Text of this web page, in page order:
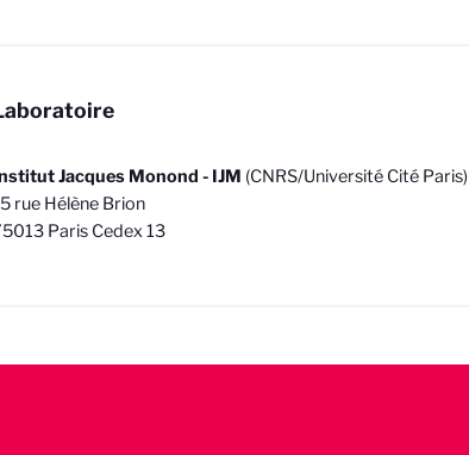
Jacques Monond - IJM (CNRS/Université Cité Paris)
rue Hélène Brion
Paris Cedex 13